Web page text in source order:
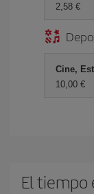
2,58 €
Cine,
10,00 €
El tiempo